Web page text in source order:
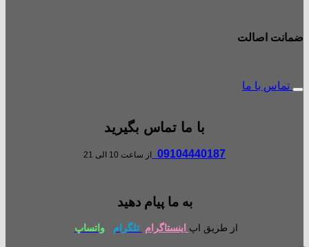
ضمانت اصالت
تماس با ما
با ما تماس بگیرید
09104440187 از ساعت 10 الی 21
به ما پیام دهید
از طریق اپ اینستاگرام تلگرام واتساپ